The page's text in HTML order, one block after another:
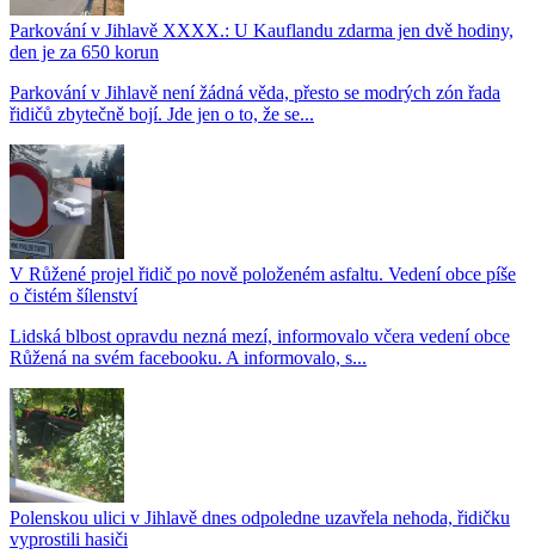
Parkování v Jihlavě XXXX.: U Kauflandu zdarma jen dvě hodiny,
den je za 650 korun
Parkování v Jihlavě není žádná věda, přesto se modrých zón řada
řidičů zbytečně bojí. Jde jen o to, že se...
V Růžené projel řidič po nově položeném asfaltu. Vedení obce píše
o čistém šílenství
Lidská blbost opravdu nezná mezí, informovalo včera vedení obce
Růžená na svém facebooku. A informovalo, s...
Polenskou ulici v Jihlavě dnes odpoledne uzavřela nehoda, řidičku
vyprostili hasiči